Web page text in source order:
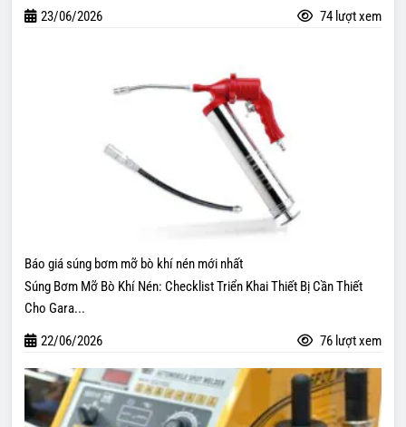
23/06/2026 74 lượt xem
Báo giá súng bơm mỡ bò khí nén mới nhất
Súng Bơm Mỡ Bò Khí Nén: Checklist Triển Khai Thiết Bị Cần Thiết
Cho Gara...
22/06/2026 76 lượt xem